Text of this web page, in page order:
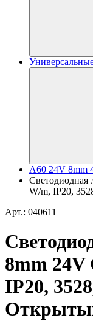
A60 24V 8mm
Светодиодная
W/m, IP20,
Арт.: 040611
8mm 24V
IP20,